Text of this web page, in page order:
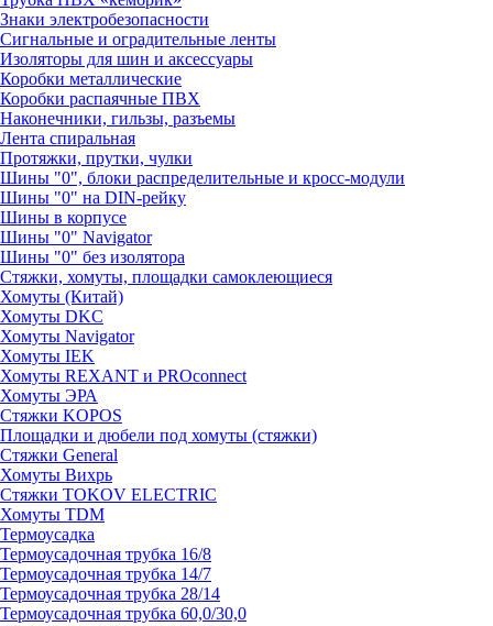
Знаки электробезопасности
Сигнальные и оградительные ленты
Изоляторы для шин и аксессуары
Коробки металлические
Коробки распаячные ПВХ
Наконечники, гильзы, разъемы
Лента спиральная
Протяжки, прутки, чулки
Шины "0", блоки распределительные и кросс-модули
Шины "0" на DIN-рейку
Шины в корпусе
Шины "0" Navigator
Шины "0" без изолятора
Стяжки, хомуты, площадки самоклеющиеся
Хомуты (Китай)
Хомуты DKC
Хомуты Navigator
Хомуты IEK
Хомуты REXANT и PROconnect
Хомуты ЭРА
Стяжки KOPOS
Площадки и дюбели под хомуты (стяжки)
Стяжки General
Хомуты Вихрь
Стяжки TOKOV ELECTRIC
Хомуты TDM
Термоусадка
Термоусадочная трубка 16/8
Термоусадочная трубка 14/7
Термоусадочная трубка 28/14
Термоусадочная трубка 60,0/30,0